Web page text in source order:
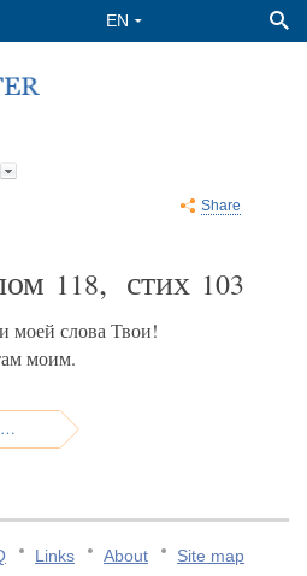
Share
118, стих 103
моей слова Твои!
моим.
Псалтирь, Псалом 118
Links About Site map